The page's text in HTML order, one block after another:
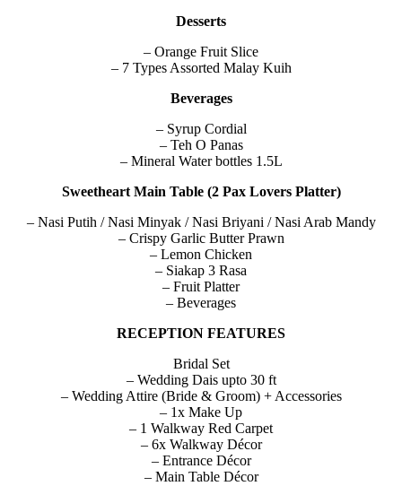
Desserts
– Orange Fruit Slice
– 7 Types Assorted Malay Kuih
Beverages
– Syrup Cordial
– Teh O Panas
– Mineral Water bottles 1.5L
Sweetheart Main Table (2 Pax Lovers Platter)
– Nasi Putih / Nasi Minyak / Nasi Briyani / Nasi Arab Mandy
– Crispy Garlic Butter Prawn
– Lemon Chicken
– Siakap 3 Rasa
– Fruit Platter
– Beverages
RECEPTION FEATURES
Bridal Set
– Wedding Dais upto 30 ft
– Wedding Attire (Bride & Groom) + Accessories
– 1x Make Up
– 1 Walkway Red Carpet
– 6x Walkway Décor
– Entrance Décor
– Main Table Décor